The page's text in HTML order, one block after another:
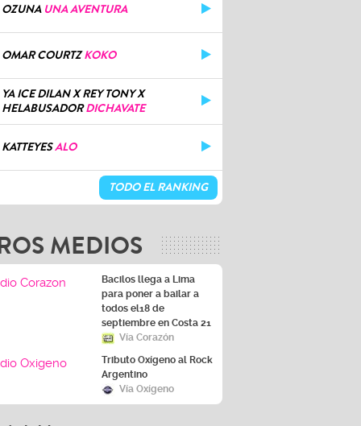
OZUNA UNA AVENTURA
OMAR COURTZKOKO
YA ICE DILAN X REY TONY X
HELABUSADORDICHAVATE
KATTEYESALO
TODO EL RANKING
MEDIOS
Bacilos llega a Lima
para poner a bailar a
todos el18 de
septiembre en Costa 21
Vía Corazón
Tributo Oxígeno al Rock
Argentino
Vía Oxígeno